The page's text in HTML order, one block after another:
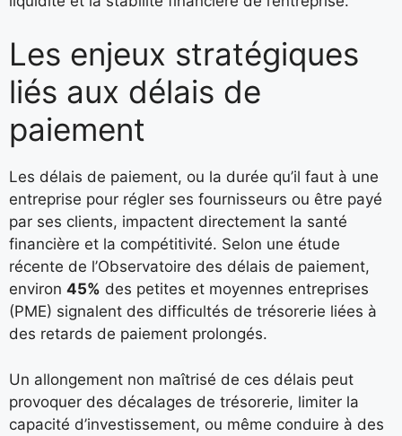
Les enjeux stratégiques
liés aux délais de
paiement
Les délais de paiement, ou la durée qu’il faut à une
entreprise pour régler ses fournisseurs ou être payé
par ses clients, impactent directement la santé
financière et la compétitivité. Selon une étude
récente de l’Observatoire des délais de paiement,
environ 45% des petites et moyennes entreprises
(PME) signalent des difficultés de trésorerie liées à
des retards de paiement prolongés.
Un allongement non maîtrisé de ces délais peut
provoquer des décalages de trésorerie, limiter la
capacité d’investissement, ou même conduire à des